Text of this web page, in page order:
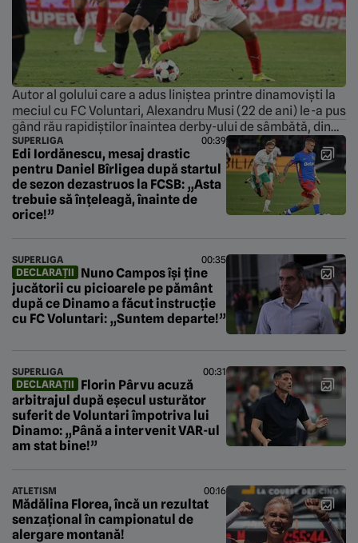
Autor al golului care a adus liniștea printre dinamoviști la
meciul cu FC Voluntari, Alexandru Musi (22 de ani) le-a pus
gând rău rapidiștilor înaintea derby-ului de sâmbătă, din
Giulești. Dinamo a urcat pe locul 2 după 4-0 pe Stadionul
„Arcul de Triumf” cu FC Voluntari. Urmează meciul din
deplasare împotriva Rapidului, iar Musi s-a […]
SUPERLIGA 00:39
Edi Iordănescu, mesaj drastic
pentru Daniel Bîrligea după startul
de sezon dezastruos la FCSB: „Asta
trebuie să înțeleagă, înainte de
orice!”
SUPERLIGA
00:35
DECLARAȚII
Nuno Campos își ține
jucătorii cu picioarele pe pământ
după ce Dinamo a făcut instrucție
cu FC Voluntari: „Suntem departe!”
SUPERLIGA
00:31
DECLARAȚII
Florin Pârvu acuză
arbitrajul după eșecul usturător
suferit de Voluntari împotriva lui
Dinamo: „Până a intervenit VAR-ul
am stat bine!”
ATLETISM 00:16
Mădălina Florea, încă un rezultat
senzațional în campionatul de
alergare montană!